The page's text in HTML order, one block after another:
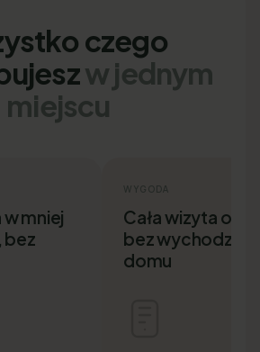
czego
w jednym
miejscu
mniej
bez
WYGODA
Cała wizyta
bez
domu